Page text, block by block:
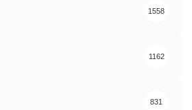
1558
1162
831